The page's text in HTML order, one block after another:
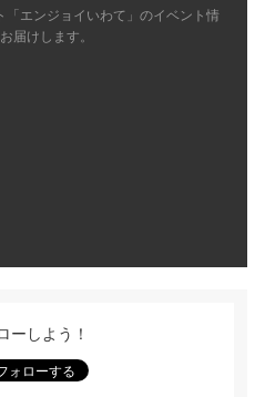
「エンジョイいわて」のイベント情
届けします。
ーしよう！